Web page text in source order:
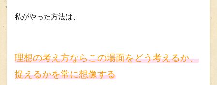
私がやった方法は、
理想の考え方ならこの場面をどう考えるか、
捉えるかを常に想像する